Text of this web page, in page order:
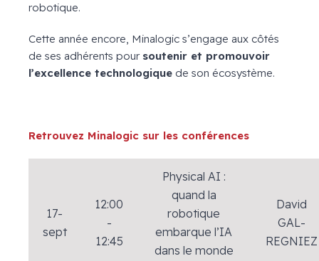
robotique.
Cette année encore, Minalogic s’engage aux côtés
de ses adhérents pour soutenir et promouvoir
l’excellence technologique de son écosystème.
Retrouvez Minalogic sur les conférences
17-
sept
12:00
-
12:45
Physical AI :
quand la
robotique
embarque l’IA
dans le monde
David
GAL-
REGNIEZ